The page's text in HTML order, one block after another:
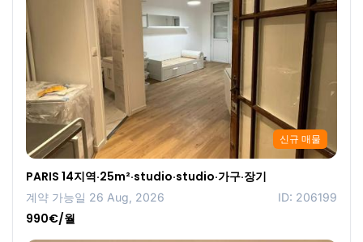
신규 매물
PARIS 14지역·25m²·studio·studio·가구·장기
계약 가능일 26 Aug, 2026 ID: 206199
990€/월